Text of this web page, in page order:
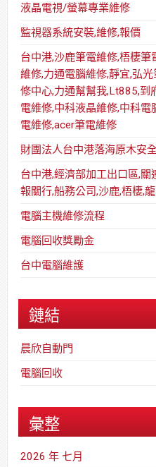
液晶電視/螢幕專業維修
監視器系統安裝,維修,報價
台中港,沙鹿筆電維修,梧棲
維修,力通電腦維修,靜宜,弘
修中心,力通幫幫我,Lt885,到
電維修,中科液晶維修,中科
電維修,acer筆電維修
財團法人台中港落海原木安
台中港,經濟部加工出口區,關
報關行,船務公司,沙鹿,梧棲,
電腦主機維修流程
電腦回收獎勵金
台中電腦維護
鏈結
晨欣自動門
電腦回收
彙整
2026 年 七月